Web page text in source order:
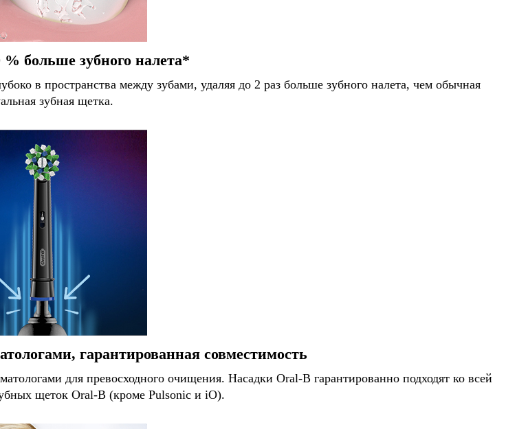
% больше зубного налета*
в пространства между зубами, удаляя до 2 раз больше зубного налета, чем обычная
зубная щетка.
гарантированная совместимость
для превосходного очищения. Насадки Oral-B гарантированно подходят ко всей
щеток Oral-B (кроме Pulsonic и iO).